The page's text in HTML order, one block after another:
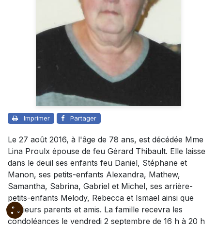
Imprimer Partager
Le 27 août 2016, à l'âge de 78 ans, est décédée Mme
Lina Proulx épouse de feu Gérard Thibault. Elle laisse
dans le deuil ses enfants feu Daniel, Stéphane et
Manon, ses petits-enfants Alexandra, Mathew,
Samantha, Sabrina, Gabriel et Michel, ses arrière-
petits-enfants Melody, Rebecca et Ismael ainsi que
plusieurs parents et amis. La famille recevra les
condoléances le vendredi 2 septembre de 16 h à 20 h